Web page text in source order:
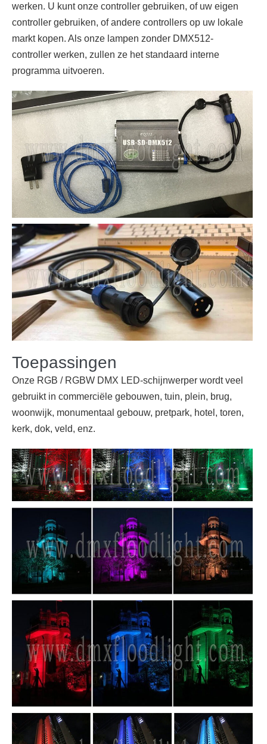
werken. U kunt onze controller gebruiken, of uw eigen
controller gebruiken, of andere controllers op uw lokale
markt kopen. Als onze lampen zonder DMX512-
controller werken, zullen ze het standaard interne
programma uitvoeren.
Toepassingen
Onze RGB / RGBW DMX LED-schijnwerper wordt veel
gebruikt in commerciële gebouwen, tuin, plein, brug,
woonwijk, monumentaal gebouw, pretpark, hotel, toren,
kerk, dok, veld, enz.